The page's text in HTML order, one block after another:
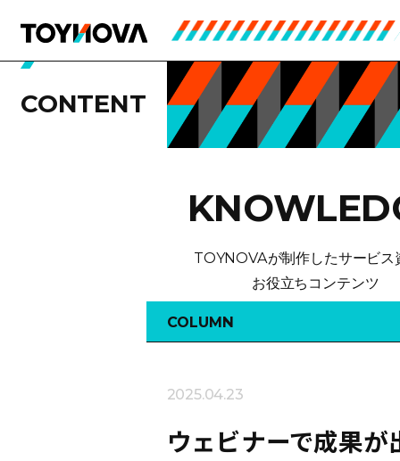
CONTENT
TOYNOVAが制作したサービス
お役立ちコンテンツ
COLUMN
2025.04.23
ウェビナーで成果が